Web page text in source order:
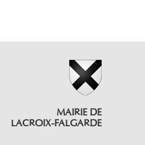
MAIRIE DE
LACROIX-FALGARDE